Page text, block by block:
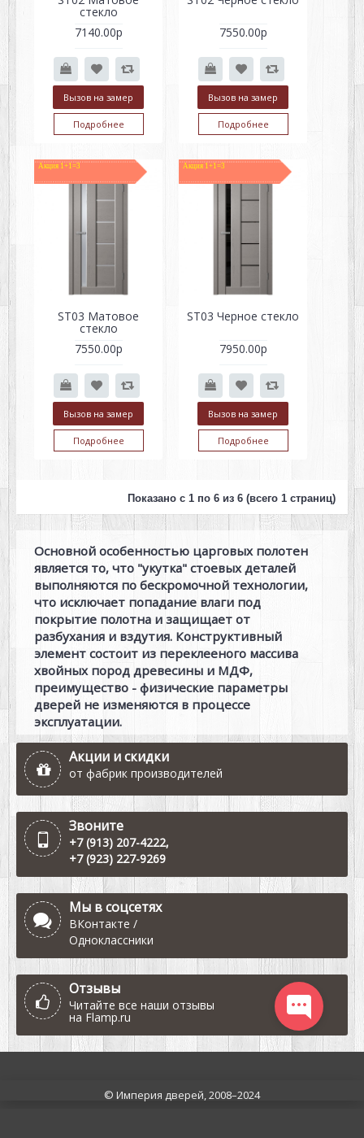
стекло
7140.00р
Вызов на замер
Подробнее
7550.00р
Вызов на замер
Подробнее
Акция 1+1=3
ST03 Матовое
стекло
7550.00р
Вызов на замер
Подробнее
Акция 1+1=3
ST03 Черное стекло
7950.00р
Вызов на замер
Подробнее
Показано с 1 по 6 из 6 (всего 1 страниц)
Основной особенностью царговых полотен
является то, что "укутка" стоевых деталей
выполняются по бескромочной технологии,
что исключает попадание влаги под
покрытие полотна и защищает от
разбухания и вздутия. Конструктивный
элемент состоит из переклееного массива
хвойных пород древесины и МДФ,
преимущество - физические параметры
дверей не изменяются в процессе
эксплуатации.
Акции и скидки
от фабрик производителей
Звоните
+7 (913) 207-4222,
+7 (923) 227-9269
Мы в соцсетях
ВКонтакте /
Одноклассники
Отзывы
Читайте все наши отзывы
на Flamp.ru
© Империя дверей, 2008–2024